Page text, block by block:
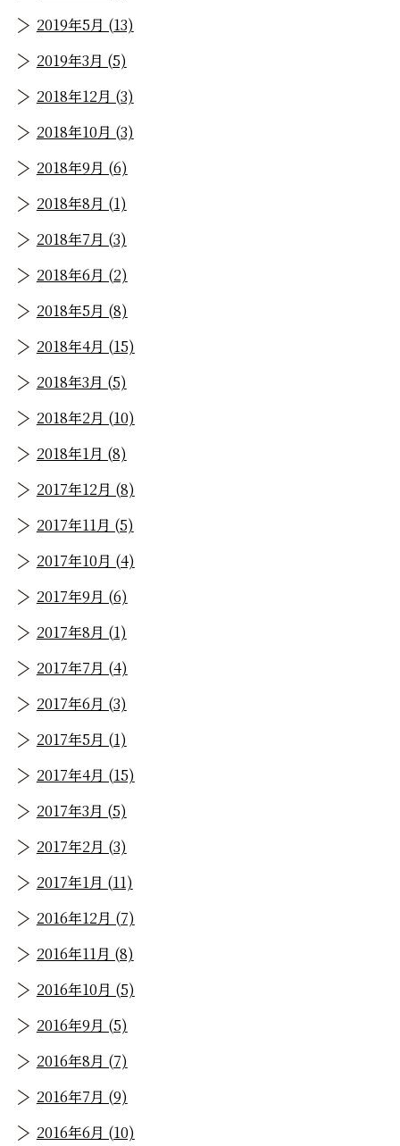
2019年5月 (13)
2019年3月 (5)
2018年12月 (3)
2018年10月 (3)
2018年9月 (6)
2018年8月 (1)
2018年7月 (3)
2018年6月 (2)
2018年5月 (8)
2018年4月 (15)
2018年3月 (5)
2018年2月 (10)
2018年1月 (8)
2017年12月 (8)
2017年11月 (5)
2017年10月 (4)
2017年9月 (6)
2017年8月 (1)
2017年7月 (4)
2017年6月 (3)
2017年5月 (1)
2017年4月 (15)
2017年3月 (5)
2017年2月 (3)
2017年1月 (11)
2016年12月 (7)
2016年11月 (8)
2016年10月 (5)
2016年9月 (5)
2016年8月 (7)
2016年7月 (9)
2016年6月 (10)